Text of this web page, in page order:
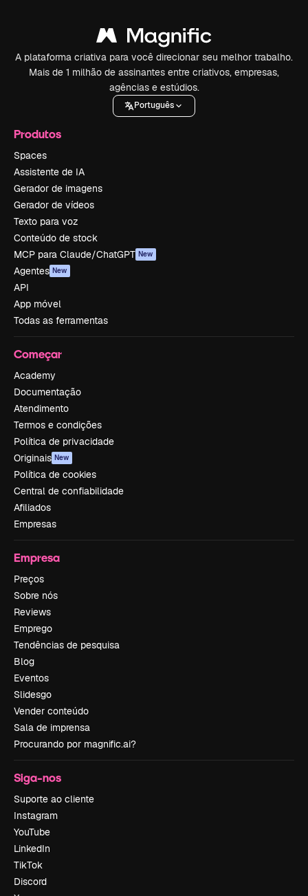
A plataforma criativa para você direcionar seu melhor trabalho.
Mais de 1 milhão de assinantes entre criativos, empresas,
agências e estúdios.
Português
Produtos
Spaces
Assistente de IA
Gerador de imagens
Gerador de vídeos
Texto para voz
Conteúdo de stock
MCP para Claude/ChatGPT New
Agentes New
API
App móvel
Todas as ferramentas
Começar
Academy
Documentação
Atendimento
Termos e condições
Política de privacidade
Originais New
Política de cookies
Central de confiabilidade
Afiliados
Empresas
Empresa
Preços
Sobre nós
Reviews
Emprego
Tendências de pesquisa
Blog
Eventos
Slidesgo
Vender conteúdo
Sala de imprensa
Procurando por magnific.ai?
Siga-nos
Suporte ao cliente
Instagram
YouTube
LinkedIn
TikTok
Discord